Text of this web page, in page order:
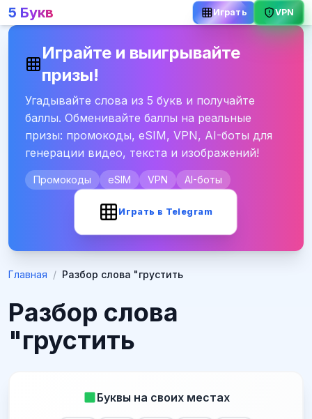
5 Букв Играть VPN
Играйте и выигрывайте
призы!
Угадывайте слова из 5 букв и получайте
баллы. Обменивайте баллы на реальные
призы: промокоды, eSIM, VPN, AI-боты для
генерации видео, текста и изображений!
Промокоды eSIM VPN AI-боты
Играть в Telegram
Главная / Разбор слова "грустить
Разбор слова
"грустить
Буквы на своих местах